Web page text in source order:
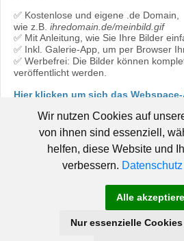
Wir nutzen Cookies auf
von ihnen sind essenziell,
helfen, diese Website und
verbessern. Datenschutz
Alle
Nur essenzielle
✅ Kostenlose und eigene .de Domain,
wie z.B. ihredomain.de/meinbild.gif
✅ Mit Anleitung, wie Sie Ihre Bilder
✅ Inkl. Galerie-App, um per Browser
✅ Werbefrei: Die Bilder können
veröffentlicht werden.
Hier klicken um sich das
© 2006 - 2019 Pic-Upload.de -Hosted
-
SSD Webhosting - Dateien